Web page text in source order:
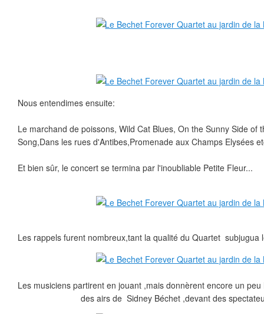
Nous entendimes ensuite:
Le marchand de poissons, Wild Cat Blues, On the Sunny Side of
Song,Dans les rues d'Antibes,Promenade aux Champs Elysées
Et bien sûr, le concert se termina par l'inoubliable Petite Fleur...
Les rappels furent nombreux,tant la qualité du Quartet subjugua
Les musiciens partirent en jouant ,mais donnèrent encore un
des airs de Sidney Béchet ,devant des